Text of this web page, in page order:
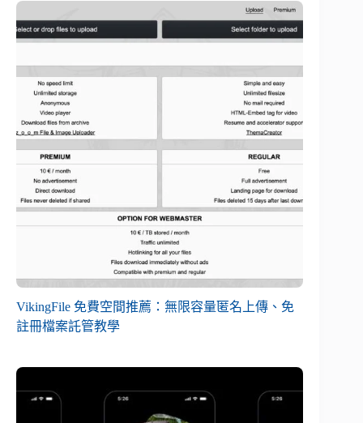
VikingFile 免費空間推薦：無限容量匿名上傳、免
註冊檔案託管教學